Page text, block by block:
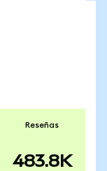
Reseñas
483.8K